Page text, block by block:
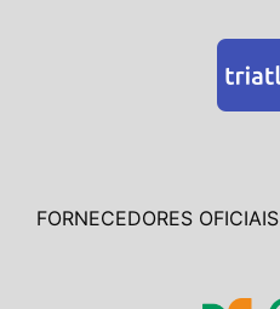
FORNECEDORES OFICIAIS